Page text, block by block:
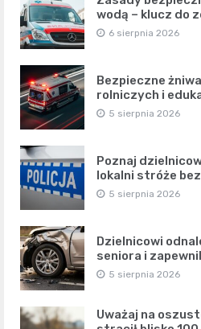
wodą – klucz do
6 sierpnia 2026
Bezpieczne
rolniczych i
5 sierpnia 2026
Poznaj
lokalni stróże
5 sierpnia 2026
Dzielnicowi
seniora i
5 sierpnia 2026
Uważaj na